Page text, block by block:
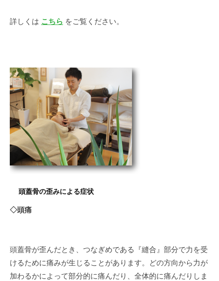
詳しくは こちら をご覧ください。
頭蓋骨の歪みによる症状
◇頭痛
頭蓋骨が歪んだとき、つなぎめである『縫合』部分で力を受
けるために痛みが生じることがあります。どの方向から力が
加わるかによって部分的に痛んだり、全体的に痛んだりしま